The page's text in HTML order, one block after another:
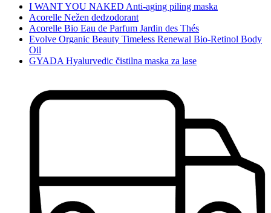
I WANT YOU NAKED Anti-aging piling maska
Acorelle Nežen dedzodorant
Acorelle Bio Eau de Parfum Jardin des Thés
Evolve Organic Beauty Timeless Renewal Bio-Retinol Body
Oil
GYADA Hyalurvedic čistilna maska za lase